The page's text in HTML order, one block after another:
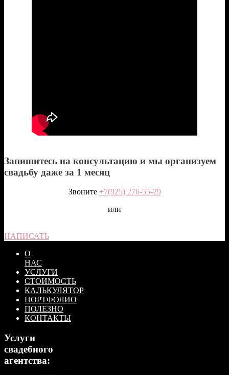
Запишитесь на консультацию и мы организуем
свадьбу даже за 1 месяц
Звоните +7(925) 276-55-29
или
НАПИСАТЬ
О
НАС
УСЛУГИ
СТОИМОСТЬ
КАЛЬКУЛЯТОР
ПОРТФОЛИО
ПОЛЕЗНО
КОНТАКТЫ
Услуги
свадебного
агентства: